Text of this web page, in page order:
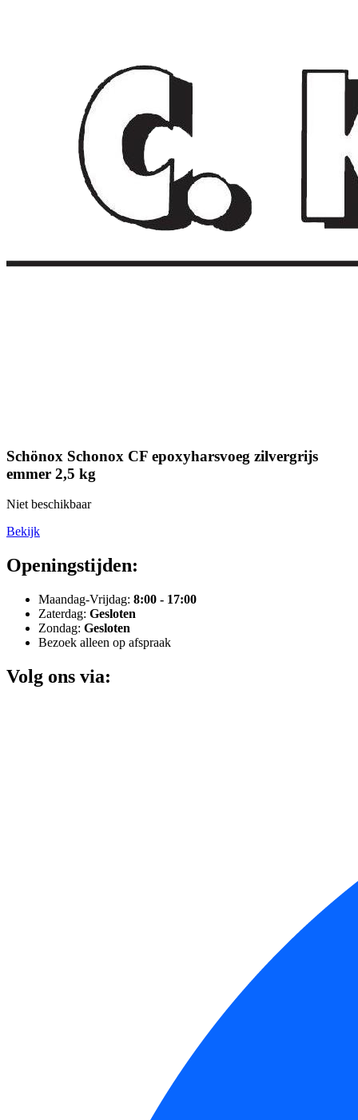
Schönox Schonox CF epoxyharsvoeg zilvergrijs
emmer 2,5 kg
Niet beschikbaar
Bekijk
Openingstijden:
Maandag-Vrijdag: 8:00 - 17:00
Zaterdag: Gesloten
Zondag: Gesloten
Bezoek alleen op afspraak
Volg ons via: